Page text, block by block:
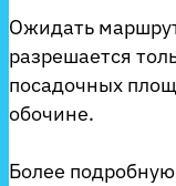
Ожидать
разрешается
посадочных
обочине.
Более